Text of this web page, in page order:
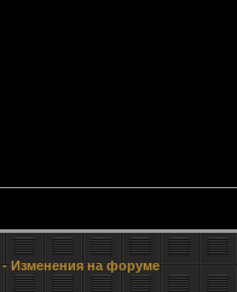
- Изменения на форуме